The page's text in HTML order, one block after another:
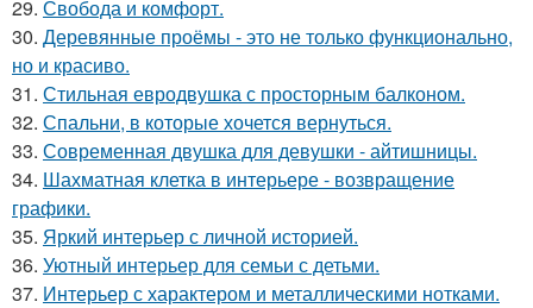
29. Свобода и комфорт.
30. Деревянные проёмы - это не только функционально,
но и красиво.
31. Стильная евродвушка с просторным балконом.
32. Спальни, в которые хочется вернуться.
33. Современная двушка для девушки - айтишницы.
34. Шахматная клетка в интерьере - возвращение
графики.
35. Яркий интерьер с личной историей.
36. Уютный интерьер для семьи с детьми.
37. Интерьер с характером и металлическими нотками.